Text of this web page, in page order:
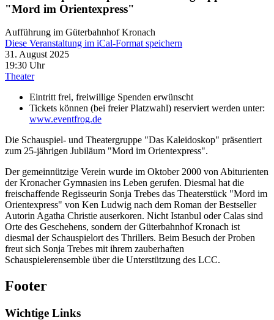
"Mord im Orientexpress"
Aufführung im Güterbahnhof Kronach
Diese Veranstaltung im iCal-Format speichern
31. August 2025
19:30 Uhr
Theater
Eintritt frei, freiwillige Spenden erwünscht
Tickets können (bei freier Platzwahl) reserviert werden unter:
www.eventfrog.de
Die Schauspiel- und Theatergruppe "Das Kaleidoskop" präsentiert
zum 25-jährigen Jubiläum "Mord im Orientexpress".
Der gemeinnützige Verein wurde im Oktober 2000 von Abiturienten
der Kronacher Gymnasien ins Leben gerufen. Diesmal hat die
freischaffende Regisseurin Sonja Trebes das Theaterstück "Mord im
Orientexpress" von Ken Ludwig nach dem Roman der Bestseller
Autorin Agatha Christie auserkoren. Nicht Istanbul oder Calas sind
Orte des Geschehens, sondern der Güterbahnhof Kronach ist
diesmal der Schauspielort des Thrillers. Beim Besuch der Proben
freut sich Sonja Trebes mit ihrem zauberhaften
Schauspielerensemble über die Unterstützung des LCC.
Footer
Wichtige Links